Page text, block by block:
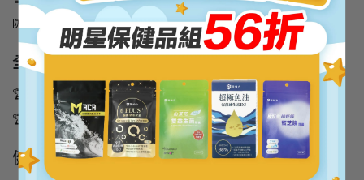
防詐騙提醒
隱私政策
全站人氣熱銷
🏆 超極戰力黑紅馬卡 🏆 超極魚油+維生素D 🏆 膠原胜肽蛋白飲
🏆 好氣色啤酒酵母B群 🏆6PLUS游離型葉黃素
健康專欄最新文章